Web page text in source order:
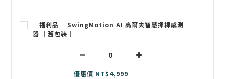
｜福利品｜ SwingMotion AI 高爾夫智慧揮桿感測
器 ｜舊包裝｜
優惠價 NT$4,999